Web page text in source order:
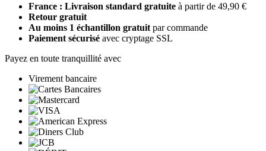
France : Livraison standard gratuite à partir de 49,90 €
Retour gratuit
Au moins 1 échantillon gratuit par commande
Paiement sécurisé avec cryptage SSL
Payez en toute tranquillité avec
Virement bancaire